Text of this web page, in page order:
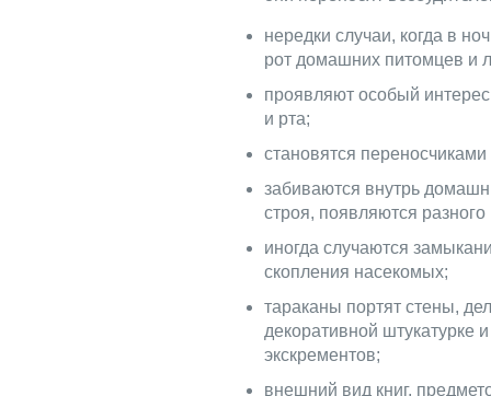
нередки случаи, когда в
рот домашних питомцев и
проявляют особый интерес
и рта;
становятся
забиваются внутрь
строя, появляются
иногда случаются
скопления насекомых;
тараканы портят стены,
декоративной штукатурке
экскрементов;
внешний вид книг,